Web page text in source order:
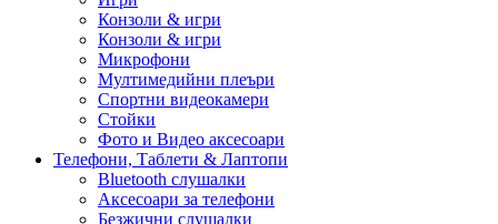
Конзоли & игри
Конзоли & игри
Микрофони
Мултимедийни плеъри
Спортни видеокамери
Стойки
Фото и Видео аксесоари
Телефони, Таблети & Лаптопи
Bluetooth слушалки
Аксесоари за телефони
Безжични слушалки